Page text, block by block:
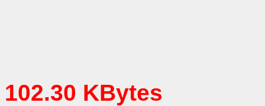
102.30 KBytes